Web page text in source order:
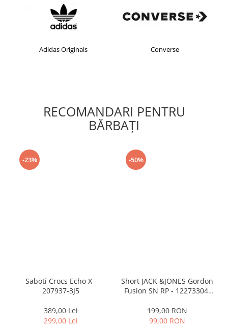
Adidas Originals Converse
RECOMANDARI PENTRU
BĂRBAŢI
-23%
Saboti Crocs Echo X -
207937-3J5
389,00 Lei
299,00 Lei
-50%
Short JACK &JONES Gordon
Fusion SN RP - 12273304-
199,00 RON
99,00 RON